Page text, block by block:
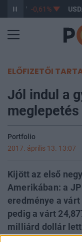
363,17 -0,61%
ELŐFIZETŐI
Jól indul a
Portfolio
2017. április 13. 13:07
Kijött az első
Amerikában: a
eredménye a
pedig a várt
milliárd dollár